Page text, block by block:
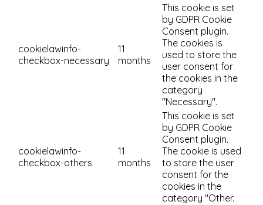
cookielawinfo-
checkbox-necessary
11
months
This cookie is set
by GDPR Cookie
Consent plugin.
The cookies is
used to store the
user consent for
the cookies in the
category
"Necessary".
cookielawinfo-
checkbox-others
11
months
This cookie is set
by GDPR Cookie
Consent plugin.
The cookie is used
to store the user
consent for the
cookies in the
category "Other.